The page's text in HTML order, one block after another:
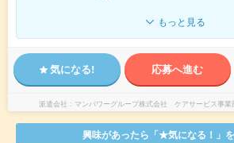
もっと見る
気になる! 応募へ進む
派遣会社 マンパワーグループ株式会社 ケアサービス事業
興味があったら「★気になる！」を